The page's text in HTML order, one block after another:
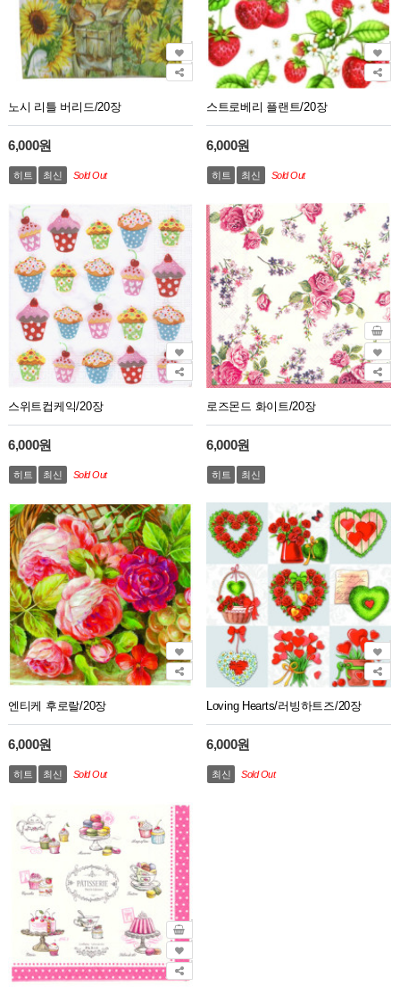
노시 리틀 버리드/20장
6,000원
히트 최신 Sold Out
스트로베리 플랜트/20장
6,000원
히트 최신 Sold Out
스위트컵케익/20장
6,000원
히트 최신 Sold Out
로즈몬드 화이트/20장
6,000원
히트 최신
엔티케 후로랄/20장
6,000원
히트 최신 Sold Out
Loving Hearts/러빙하트즈/20장
6,000원
최신 Sold Out